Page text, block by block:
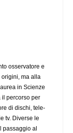
osservatore e
ma alla
in Scienze
il percorso per
di dischi, tele-
tv. Diverse le
passaggio al